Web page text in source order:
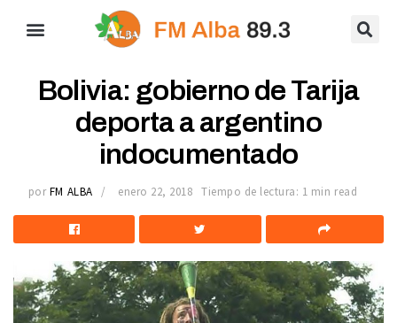
Bolivia: gobierno de Tarija
deporta a argentino
indocumentado
por FM ALBA enero 22, 2018 Tiempo de lectura: 1 min read